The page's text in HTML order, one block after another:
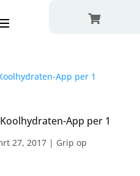

App per 1
27, 2017| Grip op